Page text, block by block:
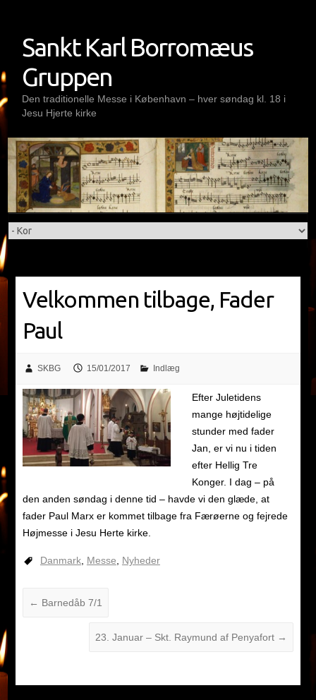
contentSankt Karl Borromæus
Gruppen
Den traditionelle Messe i København – hver søndag kl. 18 i
Jesu Hjerte kirke
Velkommen tilbage, Fader
Paul
SKBG 15/01/2017 Indlæg
Efter Juletidens
mange højtidelige
stunder med fader
Jan, er vi nu i tiden
efter Hellig Tre
Konger. I dag – på
den anden søndag i denne tid – havde vi den glæde, at
fader Paul Marx er kommet tilbage fra Færøerne og fejrede
Højmesse i Jesu Herte kirke.
Danmark, Messe Nyheder
← Barnedåb 7/1
23. Januar – Skt. Raymund af Penyafort →